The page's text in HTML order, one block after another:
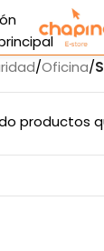
/Oficina/
productos